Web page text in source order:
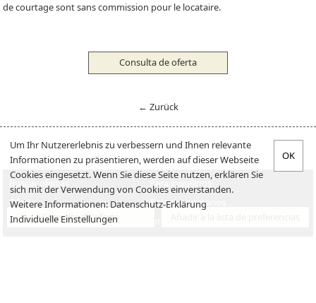
Consulta de oferta
de courtage sont sans commission pour le locataire.
Consulta de oferta
← Zurück
Buscar ofertas
Para inquilinos
Oferta
Para proprietarios
Verkaufen
Um Ihr Nutzererlebnis zu verbessern und Ihnen relevante
Informationen zu präsentieren, werden auf dieser Webseite
Cookies eingesetzt. Wenn Sie diese Seite nutzen, erklären Sie
sich mit der Verwendung von Cookies einverstanden.
Weitere Informationen: Datenschutz-Erklärung
Individuelle Einstellungen